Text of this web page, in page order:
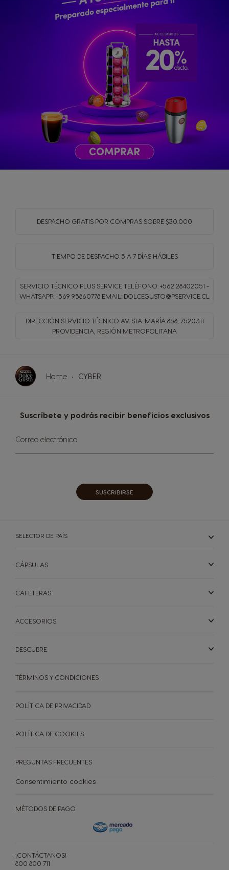
TU COFFEE SHOP
DESPACHO GRATIS POR COMPRAS SOBRE $30.000
TIEMPO DE DESPACHO 5 A 7 DÍAS HÁBILES
SERVICIO TÉCNICO PLUS SERVICE TELÉFONO: +562 28402051 -
WHATSAPP: +569 95860778 EMAIL: DOLCEGUSTO@PSERVICE.CL
DIRECCIÓN SERVICIO TÉCNICO AV. STA. MARÍA 858, 7520311
PROVIDENCIA, REGIÓN METROPOLITANA
Home CYBER
Suscríbete y podrás recibir beneficios exclusivos​
Sign
Up
for
Correo electrónico
SUSCRIBIRSE​
SELECTOR DE PAÍS
CÁPSULAS
CAFETERAS
ACCESORIOS
DESCUBRE
MÉTODOS DE PAGO
¡CONTÁCTANOS!
800 800 711
TÉRMINOS Y CONDICIONES
POLÍTICA DE PRIVACIDAD
POLÍTICA DE COOKIES
PREGUNTAS FRECUENTES
Consentimiento cookies